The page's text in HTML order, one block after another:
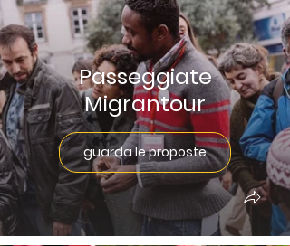
Passeggiate
Migrantour
guarda le proposte